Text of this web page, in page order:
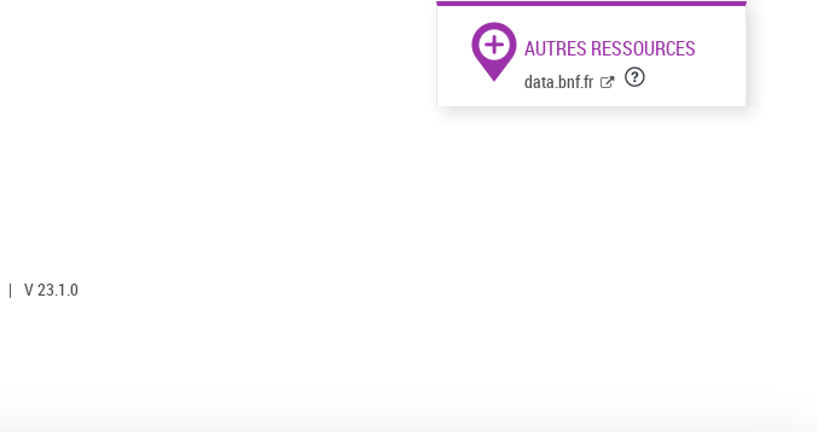
AUTRES RESSOURCES
data.bnf.fr
| V 23.1.0